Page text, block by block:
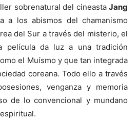
sobrenatural del cineasta Jang
a los abismos del chamanismo
del Sur a través del misterio, el
película da luz a una tradición
el Muísmo y que tan integrada
coreana. Todo ello a través
venganza y memoria
de lo convencional y mundano